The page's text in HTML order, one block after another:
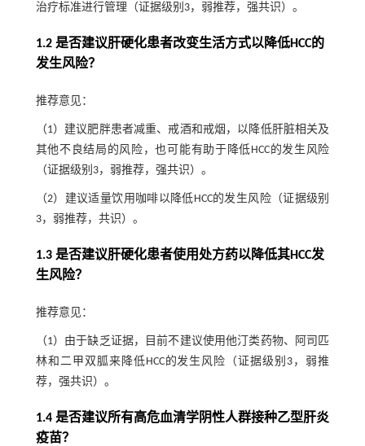
治疗标准进行管理（证据级别3，弱推荐，强共识）。
1.2 是否建议肝硬化患者改变生活方式以降低HCC的
发生风险？
推荐意见：
（1）建议肥胖患者减重、戒酒和戒烟，以降低肝脏相关及
其他不良结局的风险，也可能有助于降低HCC的发生风险
（证据级别3，弱推荐，强共识）。
（2）建议适量饮用咖啡以降低HCC的发生风险（证据级别
3，弱推荐，共识）。
1.3 是否建议肝硬化患者使用处方药以降低其HCC发
生风险？
推荐意见：
（1）由于缺乏证据，目前不建议使用他汀类药物、阿司匹
林和二甲双胍来降低HCC的发生风险（证据级别3，弱推
荐，强共识）。
1.4 是否建议所有高危血清学阴性人群接种乙型肝炎
疫苗？